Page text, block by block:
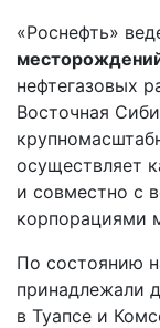
«Роснефть»
нефтегазовых
Восточная
осуществляет
и совместно с
корпорациями
По состоянию
принадлежали
в Туапсе и